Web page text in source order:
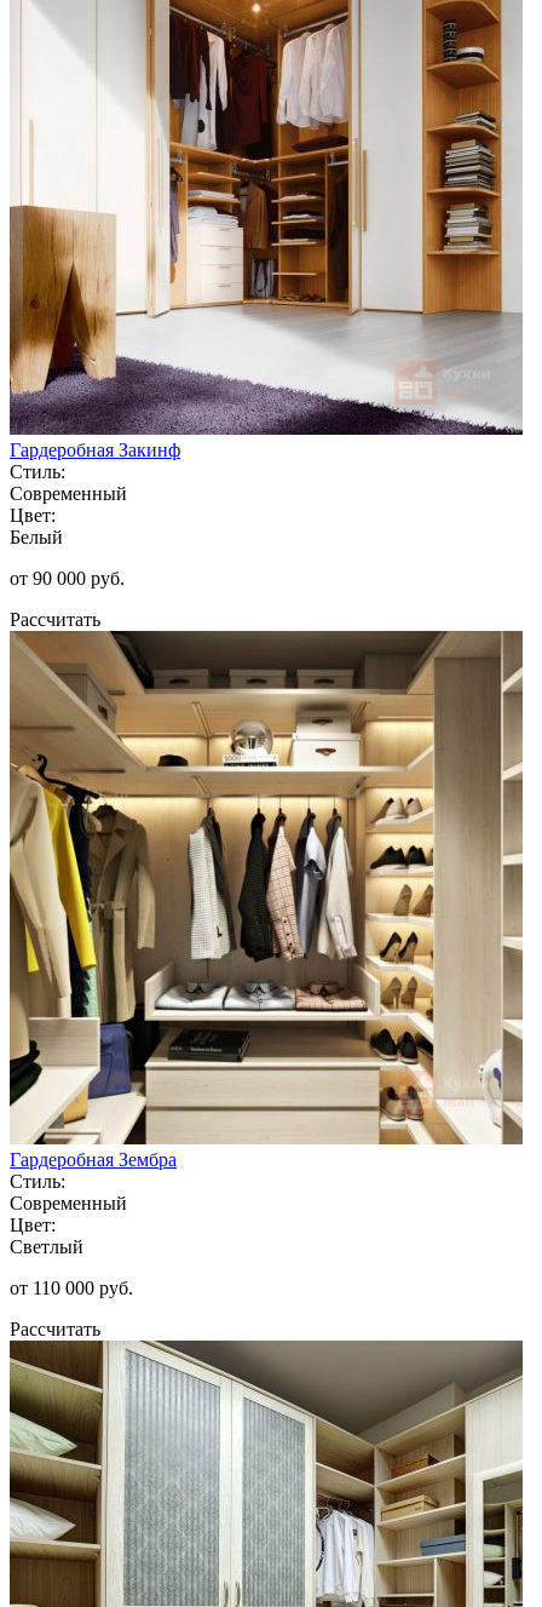
Гардеробная Закинф
Стиль:
Современный
Цвет:
Белый
от 90 000 руб.
Рассчитать
Гардеробная Зембра
Стиль:
Современный
Цвет:
Светлый
от 110 000 руб.
Рассчитать